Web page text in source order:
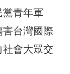
青年軍
害台灣國際
會大眾交